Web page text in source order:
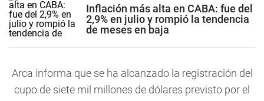
Inflación más alta en CABA: fue del
2,9% en julio y rompió la tendencia
de meses en baja
Arca informa que se ha alcanzado la registración del
cupo de siete mil millones de dólares previsto por el